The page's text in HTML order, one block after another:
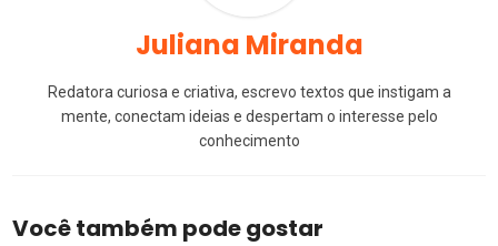
Juliana Miranda
Redatora curiosa e criativa, escrevo textos que instigam a
mente, conectam ideias e despertam o interesse pelo
conhecimento
Você também pode gostar